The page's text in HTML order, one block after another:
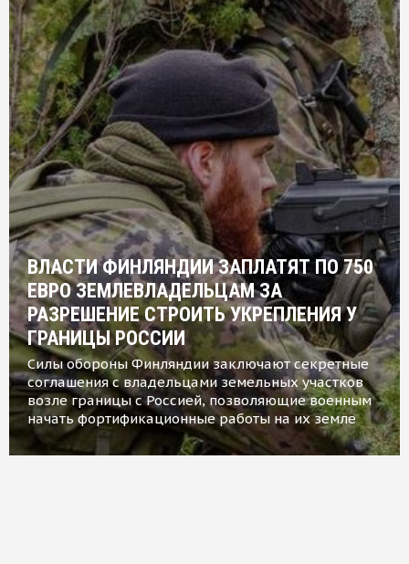
ВЛАСТИ ФИНЛЯНДИИ ЗАПЛАТЯТ ПО 750
ЕВРО ЗЕМЛЕВЛАДЕЛЬЦАМ ЗА
РАЗРЕШЕНИЕ СТРОИТЬ УКРЕПЛЕНИЯ У
ГРАНИЦЫ РОССИИ
Силы обороны Финляндии заключают секретные
соглашения с владельцами земельных участков
возле границы с Россией, позволяющие военным
начать фортификационные работы на их земле